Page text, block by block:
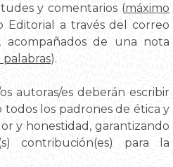
y comentarios (máximo
Editorial a través del correo
acompañados de una nota
palabras).
autoras/es deberán escribir
los padrones de ética y
y honestidad, garantizando
contribución(es) para la